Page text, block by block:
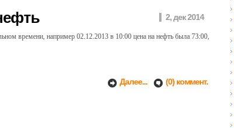
2, дек 2014
времени, например 02.12.2013 в 10:00 цена на нефть была 73:00,
Далее... (0) коммент.